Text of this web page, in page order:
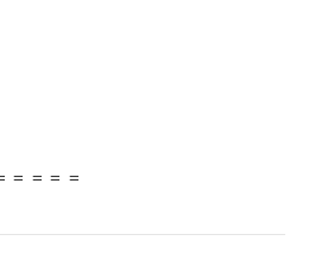
= = = =